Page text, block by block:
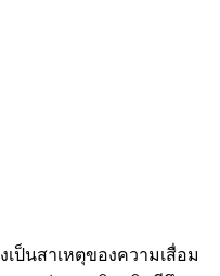
ป็นสาเหตุของความเสื่อม